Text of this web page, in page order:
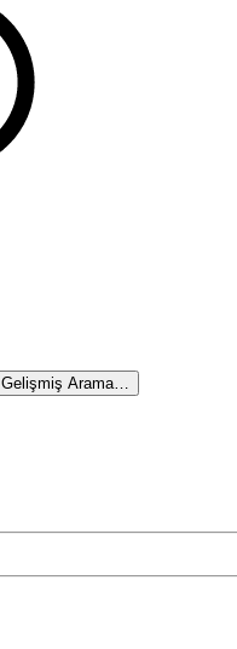
Gelişmiş Arama…